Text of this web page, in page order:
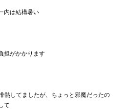
内は結構暑い
担がかかります
熱してましたが、ちょっと邪魔だったの
て